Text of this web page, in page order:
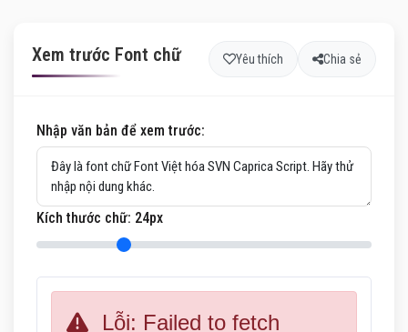
Xem trước Font chữ Yêu thích Chia sẻ
Nhập văn bản để xem trước:
Kích thước chữ: 24px
Lỗi: Failed to fetch